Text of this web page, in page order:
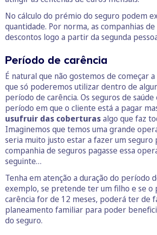
No cálculo do prémio do seguro podem
quantidade. Por norma, as companhias
descontos logo a partir da segunda
Período de carência
É natural que não gostemos de começar
que só poderemos utilizar dentro de
período de carência. Os seguros de
período em que o cliente está a pagar
usufruir das coberturasalgo que faz
Imaginemos que temos uma grande
seria muito justo estar a fazer um seguro
companhia de seguros pagasse essa
seguinte…
Tenha em atenção a duração do período
exemplo, se pretende ter um filho e se o
carência for de 12 meses, poderá ter de
planeamento familiar para poder
do seguro.